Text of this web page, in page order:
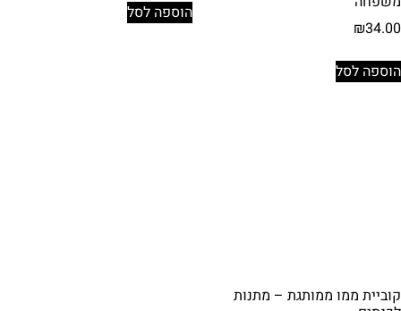
₪34.00
הוספה לסל
הוספה לסל
קוביית ממו ממותגת – מתנות